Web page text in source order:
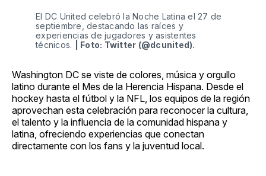
El DC United celebró la Noche Latina el 27 de
septiembre, destacando las raíces y
experiencias de jugadores y asistentes
técnicos.
| Foto: Twitter (@dcunited).
Washington DC se viste de colores, música y orgullo
latino durante el Mes de la Herencia Hispana. Desde el
hockey hasta el fútbol y la NFL, los equipos de la región
aprovechan esta celebración para reconocer la cultura,
el talento y la influencia de la comunidad hispana y
latina, ofreciendo experiencias que conectan
directamente con los fans y la juventud local.